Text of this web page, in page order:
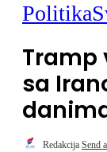
Politika
Tramp
sa
Redakcija Send